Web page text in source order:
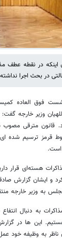
اینکه در نقطه عطف
در بحث اجرا
فوق العاده
وزیر خارجه
قرمز ترسیم شده ای
است.
هسته‌ای قرار
و ایشان گزارش
به وزیر خارجه
به دنبال
این ها در
ناظر به وظیفه خود